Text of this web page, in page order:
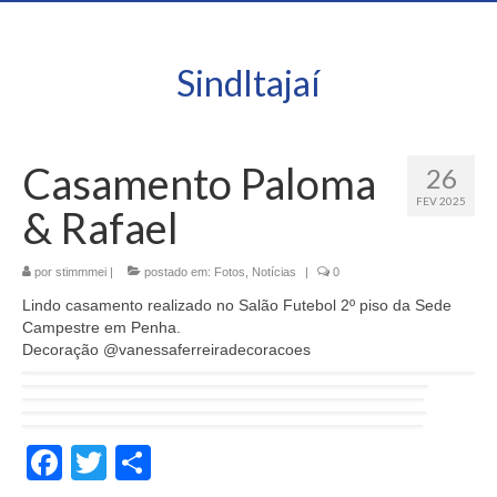
SindItajaí
26
FEV 2025
Casamento Paloma
& Rafael
por stimmmei | postado em: Fotos Notícias | 0
Lindo casamento realizado no Salão Futebol 2º piso da Sede
Campestre em Penha.
Decoração @vanessaferreiradecoracoes
Facebook
Twitter